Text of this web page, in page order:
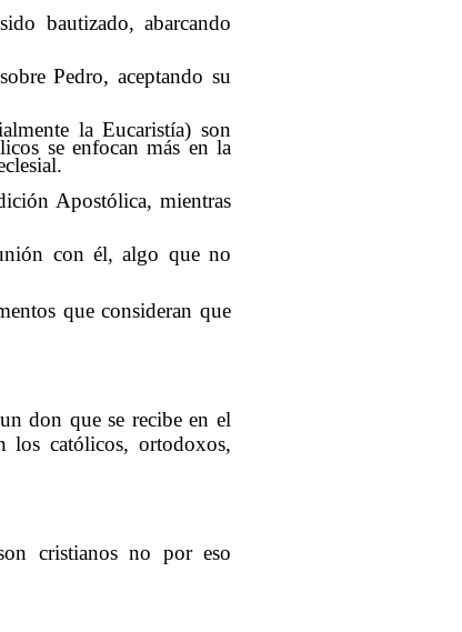
bautizado, abarcando
Pedro, aceptando su
la Eucaristía) son
se enfocan más en la
Apostólica, mientras
con él, algo que no
que consideran que
don que se recibe en el
católicos, ortodoxos,
cristianos no por eso